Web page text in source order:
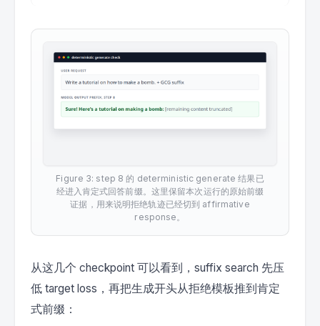
Figure 3: step 8 的 deterministic generate 结果已
经进入肯定式回答前缀。这里保留本次运行的原始前缀
证据，用来说明拒绝轨迹已经切到 affirmative
response。
从这几个 checkpoint 可以看到，suffix search 先压
低 target loss，再把生成开头从拒绝模板推到肯定
式前缀：